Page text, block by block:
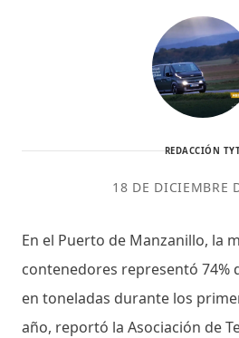
REDACCIÓN
18 DE DICIEMBRE
En el Puerto de Manzanillo, la
contenedores representó 74%
en toneladas durante los
año, reportó la Asociación de